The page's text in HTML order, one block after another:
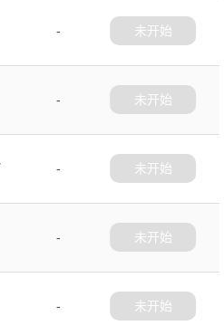
-
未开始
-
未开始
-
未开始
-
未开始
-
未开始